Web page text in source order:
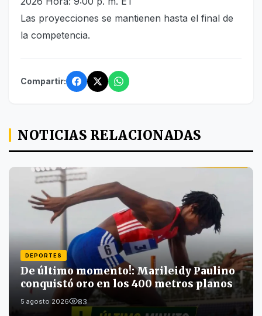
Las proyecciones se mantienen hasta el final de
la competencia.
Compartir:
NOTICIAS RELACIONADAS
DEPORTES
De último momento!: Marileidy Paulino
conquistó oro en los 400 metros planos
5 agosto 2026 83